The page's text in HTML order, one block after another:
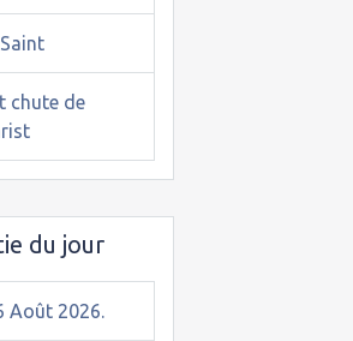
chute de
du jour
Août 2026.